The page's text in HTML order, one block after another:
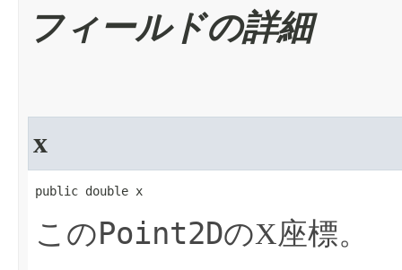
フィールドの詳細
x
public double x
このPoint2DのX座標。